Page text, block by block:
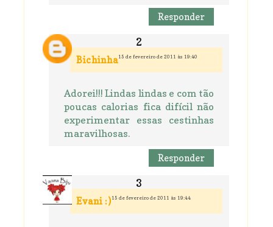
Responder
Bichinha15 de fevereiro de 2011 às 19:40
Adorei!!! Lindas lindas e com tão
poucas calorias fica difícil não
experimentar essas cestinhas
maravilhosas.
Responder
Evani :) 15 de fevereiro de 2011 às 19:44